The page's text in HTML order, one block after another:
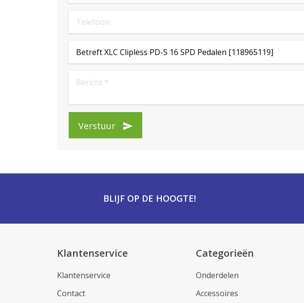
Verstuur
BLIJF OP DE HOOGTE!
Klantenservice
Klantenservice
Contact
Categorieën
Onderdelen
Accessoires